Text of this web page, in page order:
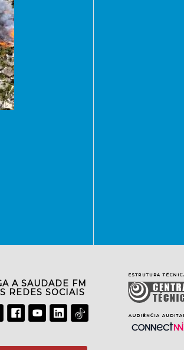
A SAUDADE FM
REDES SOCIAIS